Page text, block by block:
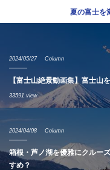
夏の富士を
2024/05/27 Column
【富士山絶景動画集】富士山
33591 view
2024/04/08 Column
箱根・芦ノ湖を優雅にクルー
すめ？